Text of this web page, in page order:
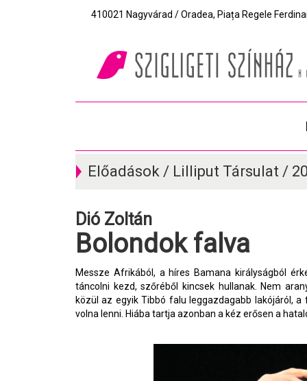
410021 Nagyvárad / Oradea, Piața Regele
Előadások / Lilliput Társulat /
Dió Zoltán
Bolondok falva
Messze Afrikából, a híres Bamana királyságból
táncolni kezd, szőréből kincsek hullanak. Nem
közül az egyik Tibbó falu leggazdagabb lakójáról,
volna lenni. Hiába tartja azonban a kéz erősen a